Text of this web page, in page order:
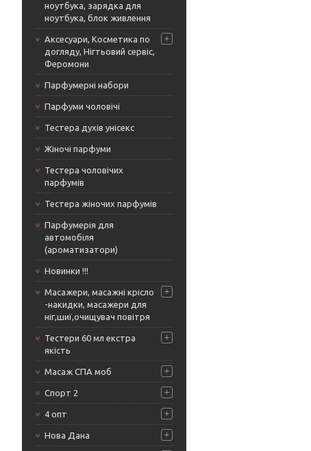
ноутбука, зарядка для
ноутбука, блок живлення
Аксесуари, Косметика по
догляду, Нігтьовий сервіс,
Феромони
Парфумерні набори
Парфуми чоловічі
Тестера духів унісекс
Жіночі парфуми
Тестера чоловічих
парфумів
Тестера жіночих парфумів
Парфумерія для
автомобіля
(ароматизатори)
Новинки !!!
Масажери, масажні крісло
-накидки, масажери для
ніг,шиї,очищувач повітря
Тестери 60 мл екстра
якість
Масаж СПА моб
Спорт 2
4 опт
Нова Дана